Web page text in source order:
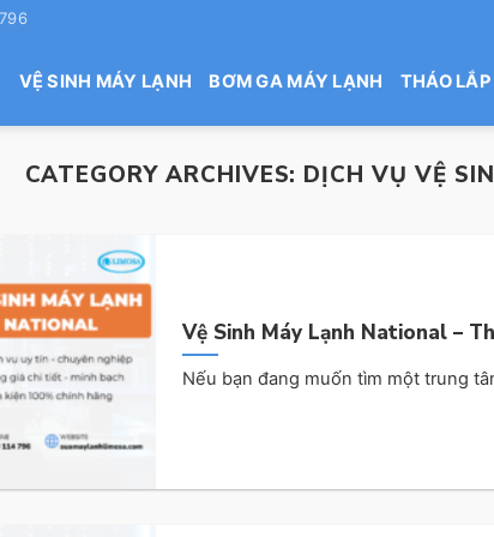
VỆ SINH MÁY LẠNH BƠM GA MÁY LẠNH THÁO
CATEGORY ARCHIVES: DỊCH VỤ VỆ
Vệ Sinh Máy Lạnh National –
Nếu bạn đang muốn tìm một trung